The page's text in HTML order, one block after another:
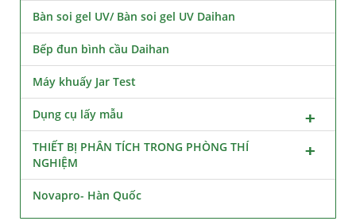
Bàn soi gel UV/ Bàn soi gel UV Daihan
Bếp đun bình cầu Daihan
Máy khuấy Jar Test
Dụng cụ lấy mẫu
THIẾT BỊ PHÂN TÍCH TRONG PHÒNG THÍ
NGHIỆM
Novapro- Hàn Quốc